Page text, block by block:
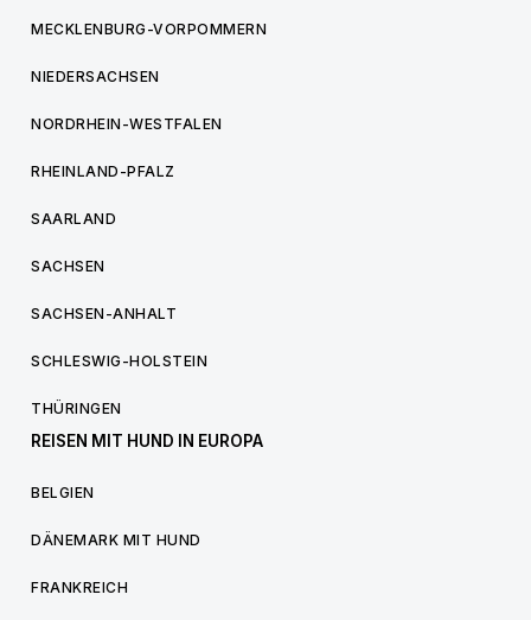
MECKLENBURG-VORPOMMERN
NIEDERSACHSEN
NORDRHEIN-WESTFALEN
RHEINLAND-PFALZ
SAARLAND
SACHSEN
SACHSEN-ANHALT
SCHLESWIG-HOLSTEIN
THÜRINGEN
REISEN MIT HUND IN EUROPA
BELGIEN
DÄNEMARK MIT HUND
FRANKREICH